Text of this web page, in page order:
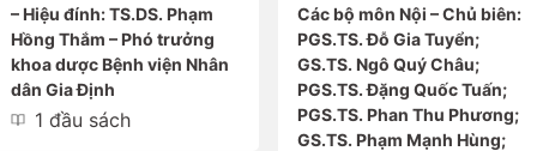
– Hiệu đính: TS.DS. Phạm
Hồng Thắm – Phó trưởng
khoa dược Bệnh viện Nhân
dân Gia Định
1 đầu sách
Các bộ môn Nội – Chủ biên:
PGS.TS. Đỗ Gia Tuyển;
GS.TS. Ngô Quý Châu;
PGS.TS. Đặng Quốc Tuấn;
PGS.TS. Phan Thu Phương;
GS.TS. Phạm Mạnh Hùng;